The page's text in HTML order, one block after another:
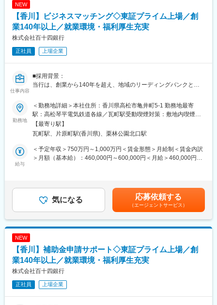
・サステナビリティ経営のやり方や手順が分からない
・知見や情報、手間、時間がない
・SDGs宣言を公表しているが、公表することを重視したため、充
・SDGs宣言を実行していく上でのポイントや方策が不明確
・要最低限の標準的かつ包括的なステップに応じて検討
・所定のアンケートやヒアリングへのご回答で、検討すべきテー
絞り込む）
・サステナビリティ経営の重点課題や戦略を、お客様企業と当行
で検討
・開始から3カ月弱で、所定のフィードバックレポートを提出
◇ サポートメニュー
◎マテリアリティ（重要課題）の特定と取組方針の策定を支援
◎“サステナビリティ経営方針”と検討過程を記したレポートを提供
経営理念・経営資源を考慮し、今後目指すべき姿・ありたい姿を
示ず“サステナビリティ経営方針“のデータと、方針策定に向けた検
NEW
【香川】ビジネスマッチング◇東証プライム上場／創
業140年以上／就業環境・福利厚生充実
株式会社百十四銀行
正社員 上場企業
仕事内容
■採用背景：
当行は、創業から140年を超え、地域のリーディングバンクとし
す。
現在は、「長期ビジョン2030」で、総合コンサルティンググルー
プへの進化を掲げています。コンサルティング機能の強化と新事
業領域の探索により、課題解決能力の強化を図るため、キャリア
採用を積極的に実施しています。
■業務概要：
本部営業部門の中核を担うコンサルティング部において、経験や
知識を活かしてプロフェッショナル人材を目指せる環境です。
コンサルティング部は、外部出向経験者やキャリア採用者等の多
■業務詳細：
◇ 背景
お客さまの様々な経営課題に対し、限られた資源やネットワーク
ことがあります。
勤務地
＜勤務地詳細＞本社住所：香川県高松市亀井町5-1 勤務地最寄
駅：高松琴平電気鉄道各線／瓦町駅受動喫煙対策：敷地内喫煙可
能場所あり変更の範囲：会社の定める事業所
【最寄り駅】
瓦町駅、片原町駅(香川県)、栗林公園北口駅
給与
＜予定年収＞750万円～1,000万円＜賃金形態＞月給制＜賃金内訳
＞月額（基本給）：460,000円～600,000円＜月給＞460,000円～
目安の金額であり、選考を通じて上下する可能性があります。月
給(月額)は固定手当を含めた表記です。
気になる 応募依頼する
（エージェントサービス）
NEW
【香川】補助金申請サポート◇東証プライム上場／創
業140年以上／就業環境・福利厚生充実
株式会社百十四銀行
正社員 上場企業